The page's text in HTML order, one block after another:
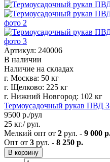
Артикул: 240006
В наличии
Наличие на складах
г. Москва: 50 кг
г. Щелково: 225 кг
г. Нижний Новгород: 102 кг
Термоусадочный рукав ПВД
9500 р./рул
25 кг./ рул.
Мелкий опт от 2 рул. - 9 000
Опт от 3 рул. - 8 250 р.
В корзину